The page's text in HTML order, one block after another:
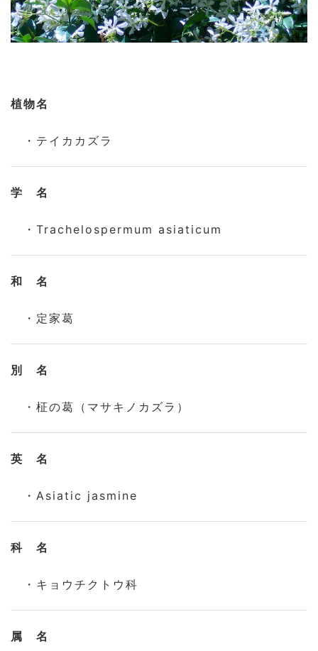
植物名
・テイカカズラ
学 名
・Trachelospermum asiaticum
和 名
・定家葛
別 名
・柾の葛（マサキノカズラ）
英 名
・Asiatic jasmine
科 名
・キョウチクトウ科
属 名